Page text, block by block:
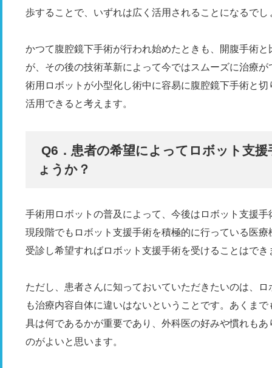
歩することで、いずれは広く活用されることになるでし
かつて腹腔鏡下手術が行われ始めたときも、開腹手術
が、その後の技術革新によって今ではスムーズに治療
術用ロボットが小型化し術中に容易に腹腔鏡下手術と
活用できると考えます。
Q6．患者の希望によってロボット支
ょうか？
手術用ロボットの普及によって、今後はロボット支援
現段階でもロボット支援手術を積極的に行っている医
受診し希望すればロボット支援手術を受けることはでき
ただし、患者さんに知っておいていただきたいのは、
も治療内容自体に違いはないということです。あくま
具は何であるかが重要であり、外科医の好みや慣れも
のがよいと思います。